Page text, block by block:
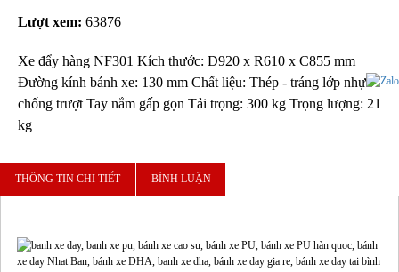
Lượt xem: 63876
Xe đẩy hàng NF301 Kích thước: D920 x R610 x C855 mm
Đường kính bánh xe: 130 mm Chất liệu: Thép - tráng lớp nhựa
chống trượt Tay nắm gấp gọn Tải trọng: 300 kg Trọng lượng: 21
kg
THÔNG TIN CHI TIẾT BÌNH LUẬN